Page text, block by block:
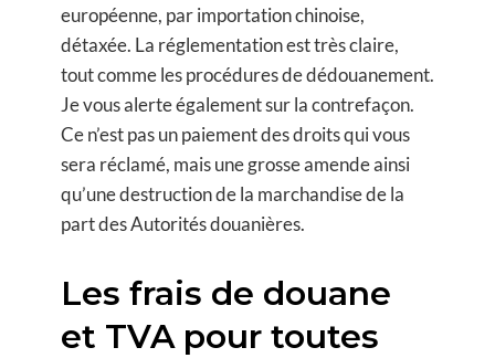
européenne, par importation chinoise,
détaxée. La réglementation est très claire,
tout comme les procédures de dédouanement.
Je vous alerte également sur la contrefaçon.
Ce n’est pas un paiement des droits qui vous
sera réclamé, mais une grosse amende ainsi
qu’une destruction de la marchandise de la
part des Autorités douanières.
Les frais de douane
et TVA pour toutes